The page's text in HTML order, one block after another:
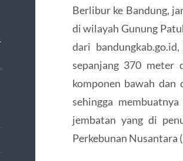
Berlibur ke Bandung,
di wilayah Gunung
dari
sepanjang 370 meter
komponen bawah dan
sehingga
jembatan yang di
Perkebunan Nusantara